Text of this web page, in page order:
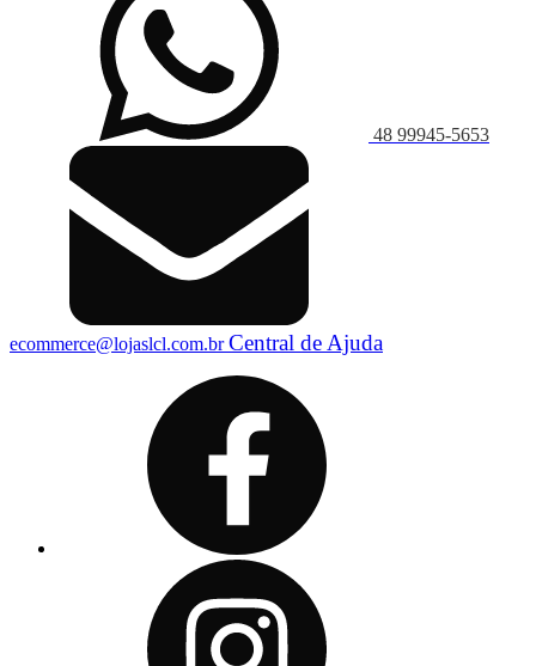
48 99945-5653
ecommerce@lojaslcl.com.brCentral de Ajuda